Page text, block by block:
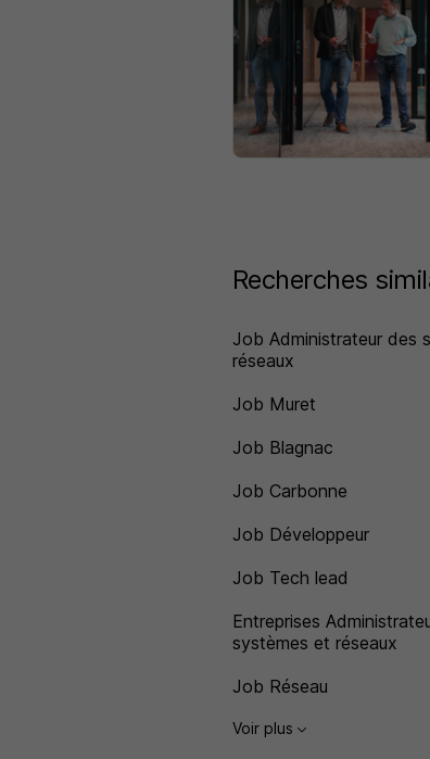
Recherches
Job Administrateur des
réseaux
Job Muret
Job Blagnac
Job Carbonne
Job Développeur
Job Tech lead
Entreprises
systèmes et réseaux
Job Réseau
Voir plus